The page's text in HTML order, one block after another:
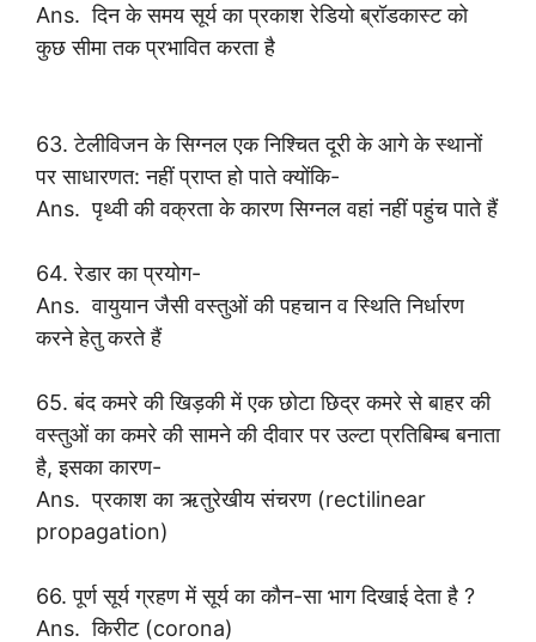
Ans. दिन के समय सूर्य का प्रकाश रेडियो ब्रॉडकास्ट को
कुछ सीमा तक प्रभावित करता है
63. टेलीविजन के सिग्नल एक निश्चित दूरी के आगे के स्थानों
पर साधारणत: नहीं प्राप्त हो पाते क्योंकि-
Ans. पृथ्वी की वक्रता के कारण सिग्नल वहां नहीं पहुंच पाते हैं
64. रेडार का प्रयोग-
Ans. वायुयान जैसी वस्तुओं की पहचान व स्थिति निर्धारण
करने हेतु करते हैं
65. बंद कमरे की खिड़की में एक छोटा छिद्र कमरे से बाहर की
वस्तुओं का कमरे की सामने की दीवार पर उल्टा प्रतिबिम्ब बनाता
है, इसका कारण-
Ans. प्रकाश का ऋतुरेखीय संचरण (rectilinear
propagation)
66. पूर्ण सूर्य ग्रहण में सूर्य का कौन-सा भाग दिखाई देता है ?
Ans. किरीट (corona)